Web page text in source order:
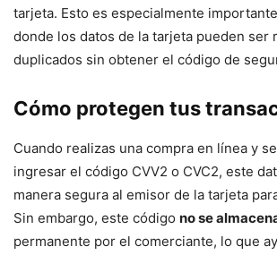
tarjeta. Esto es especialmente
donde los datos de la tarjeta pueden ser
duplicados sin obtener el código de
Cómo protegen tus
Cuando realizas una compra en línea y
ingresar el código CVV2 o CVC2, este
manera segura al emisor de la tarjeta
Sin embargo, este código no se
permanente por el comerciante, lo que